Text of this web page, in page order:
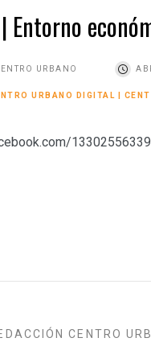
Entorno
URBANO
URBANO DIGITAL
CENTRO